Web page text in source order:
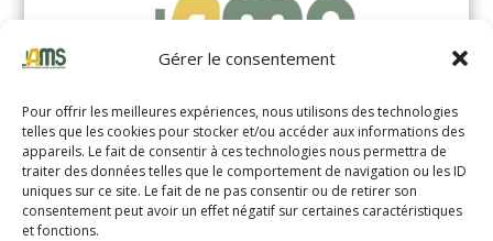
Gérer le consentement
Pour offrir les meilleures expériences, nous utilisons des technologies
telles que les cookies pour stocker et/ou accéder aux informations des
appareils. Le fait de consentir à ces technologies nous permettra de
traiter des données telles que le comportement de navigation ou les ID
uniques sur ce site. Le fait de ne pas consentir ou de retirer son
consentement peut avoir un effet négatif sur certaines caractéristiques
et fonctions.
YALE MS14XIL (2510)